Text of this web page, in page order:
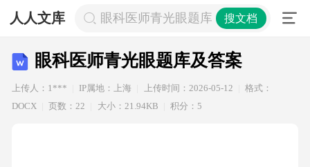
人人文库 眼科医师青光眼题库及答案
搜文档
眼科医师青光眼题库及答案
上传人：1*** IP属地：上海 上传时间：2026-05-12
格式：
DOCX
页数：22 大小：21.94KB 积分：5